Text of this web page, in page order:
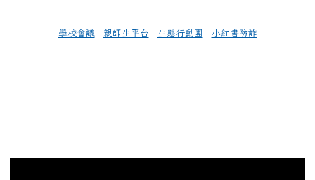
學校會議 親師生平台 生態行動團 小紅書防詐